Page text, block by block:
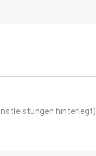
hinterlegt)